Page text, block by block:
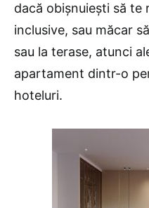
dacă obișnuiești să te
inclusive, sau măcar
sau la terase, atunci
apartament dintr-o
hoteluri.